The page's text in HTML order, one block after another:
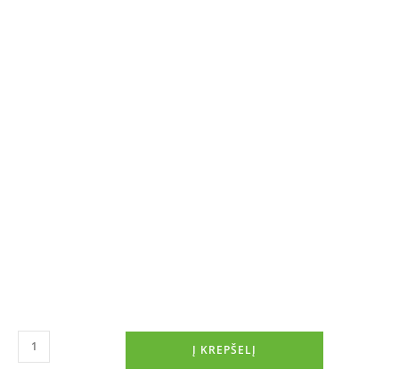
Į KREPŠELĮ